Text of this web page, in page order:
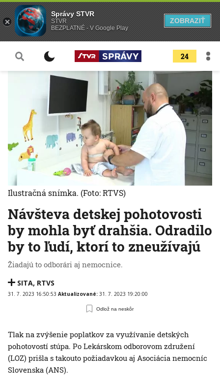
24
Návšteva detskej pohotovosti
by mohla byť drahšia. Odradilo
by to ľudí, ktorí to zneužívajú
Žiadajú to odborári aj nemocnice.
SITA, RTVS
31. 7. 2023 16:50:53 Aktualizované: 31. 7. 2023 19:20:00
Odlož na neskôr
Ilustračná snímka. (Foto: RTVS)
Tlak na zvýšenie poplatkov za využívanie detských
pohotovostí stúpa. Po Lekárskom odborovom združení
(LOZ) prišla s takouto požiadavkou aj Asociácia nemocníc
Slovenska (ANS).
Správy STVR
STVR
BEZPLATNÉ - V Google Play
ZOBRAZIŤ